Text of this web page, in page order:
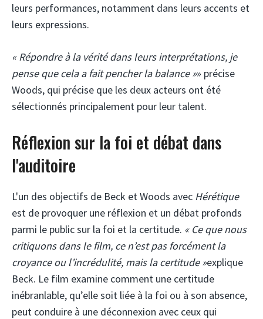
leurs performances, notamment dans leurs accents et
leurs expressions.
« Répondre à la vérité dans leurs interprétations, je
pense que cela a fait pencher la balance »» précise
Woods, qui précise que les deux acteurs ont été
sélectionnés principalement pour leur talent.
Réflexion sur la foi et débat dans
l'auditoire
L'un des objectifs de Beck et Woods avec Hérétique
est de provoquer une réflexion et un débat profonds
parmi le public sur la foi et la certitude. « Ce que nous
critiquons dans le film, ce n’est pas forcément la
croyance ou l’incrédulité, mais la certitude »explique
Beck. Le film examine comment une certitude
inébranlable, qu’elle soit liée à la foi ou à son absence,
peut conduire à une déconnexion avec ceux qui